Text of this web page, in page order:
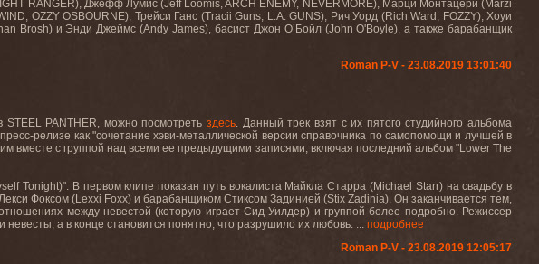
RANGER), Джефф Лумис (Jeff Loomis, ARCH ENEMY, NEVERMORE), Марци Монтацери (Marzi
OZZY OSBOURNE), Трейси Ганс (Tracii Guns, L.A. GUNS), Рич Уорд (Rich Ward , FOZZY), Хоуи
Brosh) и Энди Джеймс (Andy James), басист Джон О’Бойл (John O'Boyle), а также барабанщик
Roman P-V - 23.08.2019 13:01:40
STEEL PANTHER, можно посмотретьздесь. Данный трек взят с их пятого студийного альбома
релизе как "сочетание хэви-металлической версии справочника по самопомощи и лучшей в
с группой над всеми ее предыдущими записями, включая последний альбом "Lower The
Tonight)". В первом клипе показан путь вокалиста Майкла Старра (Michael Starr) на свадьбу в
Фоксом (Lexxi Foxx) и барабанщиком Стиксом Задинией (Stix Zadinia). Он заканчивается тем,
между невестой (которую играет Сид Уилдер) и группой более подробно. Режиссер
а в конце становится понятно, что разрушило их любовь. ... подробнее
Roman P-V - 23.08.2019 12:05:17